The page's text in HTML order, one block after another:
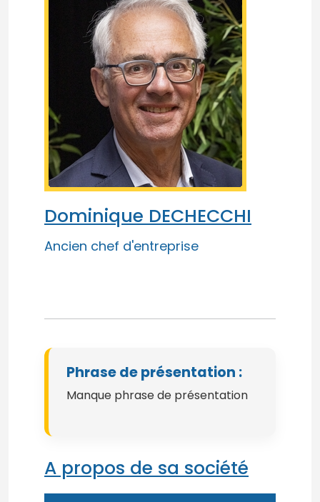
Dominique DECHECCHI
Ancien chef d'entreprise
Phrase de présentation :
Manque phrase de présentation
A propos de sa société